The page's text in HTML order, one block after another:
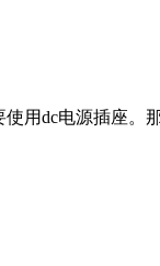
dc电源插座。